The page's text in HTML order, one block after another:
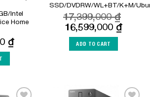
Intel
Home
₫
SSD/DVDRW/WL+BT/K+M/
17,399,000₫
Original
price
was:
17,399,000 ₫.
16,599,000 ₫
ADD TO CART